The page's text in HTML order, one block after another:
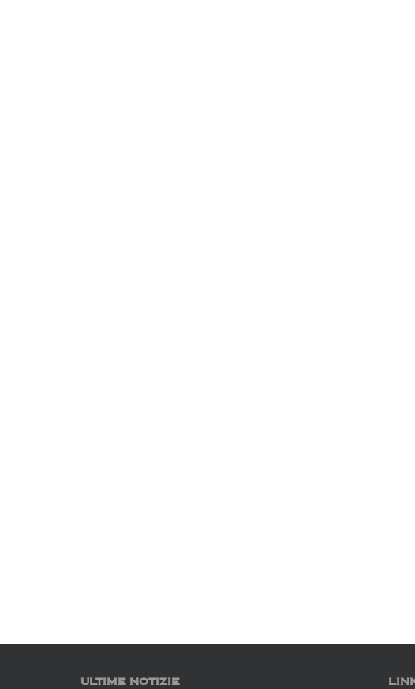
ULTIME NOTIZIE